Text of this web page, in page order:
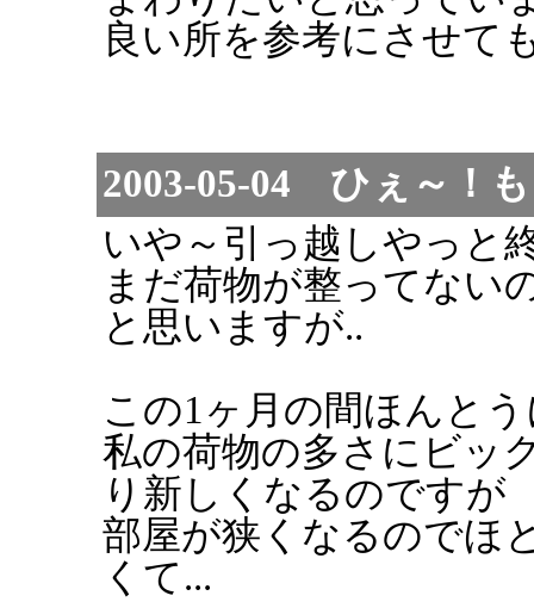
良い所を参考にさせて
2003-05-04 ひぇ～！
いや～引っ越しやっと
まだ荷物が整ってない
と思いますが..
この1ヶ月の間ほんと
私の荷物の多さにビッ
り新しくなるのですが
部屋が狭くなるのでほ
くて...